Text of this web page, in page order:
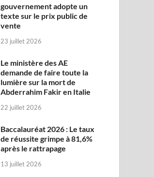
gouvernement adopte un
texte sur le prix public de
vente
23 juillet 2026
Le ministère des AE
demande de faire toute la
lumière sur la mort de
Abderrahim Fakir en Italie
22 juillet 2026
Baccalauréat 2026 : Le taux
de réussite grimpe à 81,6%
après le rattrapage
13 juillet 2026